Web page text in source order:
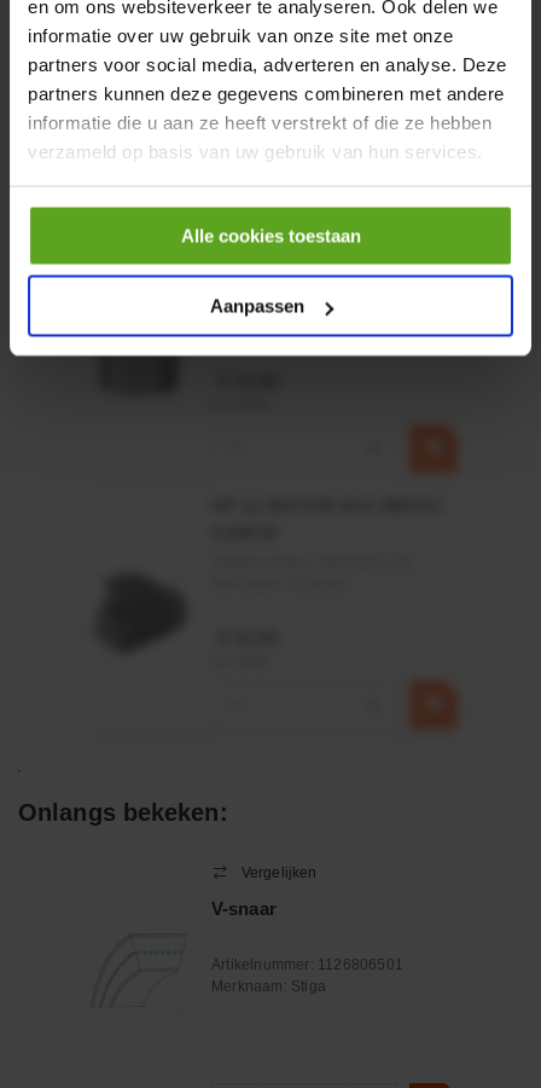
en om ons websiteverkeer te analyseren. Ook delen we
informatie over uw gebruik van onze site met onze
partners voor social media, adverteren en analyse. Deze
partners kunnen deze gegevens combineren met andere
informatie die u aan ze heeft verstrekt of die ze hebben
verzameld op basis van uw gebruik van hun services.
Alle cookies toestaan
Aanpassen
Artikelnummer:
Merknaam:Kramp
€ 219,68
incl. BTW
− +
Rotator CPR 5-01 50kN
4mm x Ø17mm
Artikelnummer:
CPR501
Onlangs bekeken:
Vergelijken
V-snaar
Artikelnummer: 1126806501
Merknaam: Stiga